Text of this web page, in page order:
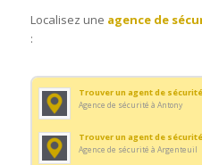
Agence de sécurité à Cergy
Trouver un agent d’accueil à
Agence de sécurité à Chelles
Trouver un agent d’accueil
Agence de sécurité à Clamart
Localisez une agence de
:
Trouver un agent de
Agence de sécurité à Antony
Trouver un agent de
Agence de sécurité à Argenteuil